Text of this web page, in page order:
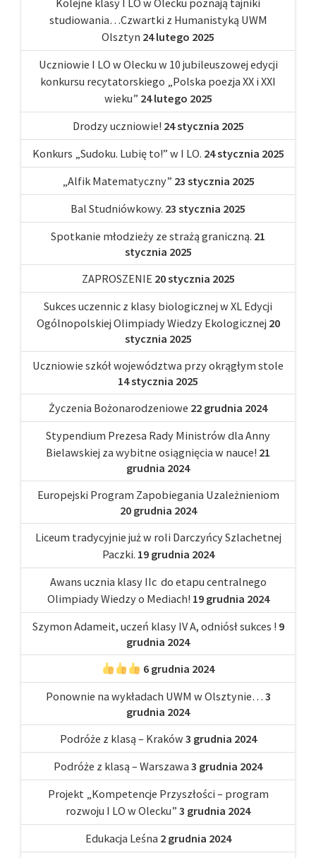
Kolejne klasy I LO w Olecku poznają tajniki
studiowania…Czwartki z Humanistyką UWM
Olsztyn 24 lutego 2025
Uczniowie I LO w Olecku w 10 jubileuszowej edycji
konkursu recytatorskiego „Polska poezja XX i XXI
wieku” 24 lutego 2025
Drodzy uczniowie! 24 stycznia 2025
Konkurs „Sudoku. Lubię to!” w I LO. 24 stycznia 2025
„Alfik Matematyczny” 23 stycznia 2025
Bal Studniówkowy. 23 stycznia 2025
Spotkanie młodzieży ze strażą graniczną. 21
stycznia 2025
ZAPROSZENIE 20 stycznia 2025
Sukces uczennic z klasy biologicznej w XL Edycji
Ogólnopolskiej Olimpiady Wiedzy Ekologicznej 20
stycznia 2025
Uczniowie szkół województwa przy okrągłym stole
14 stycznia 2025
Życzenia Bożonarodzeniowe 22 grudnia 2024
Stypendium Prezesa Rady Ministrów dla Anny
Bielawskiej za wybitne osiągnięcia w nauce! 21
grudnia 2024
Europejski Program Zapobiegania Uzależnieniom
20 grudnia 2024
Liceum tradycyjnie już w roli Darczyńcy Szlachetnej
Paczki. 19 grudnia 2024
Awans ucznia klasy IIc do etapu centralnego
Olimpiady Wiedzy o Mediach! 19 grudnia 2024
Szymon Adameit, uczeń klasy IV A, odniósł sukces ! 9
grudnia 2024
6 grudnia 2024
Ponownie na wykładach UWM w Olsztynie… 3
grudnia 2024
Podróże z klasą – Kraków 3 grudnia 2024
Podróże z klasą – Warszawa 3 grudnia 2024
Projekt „Kompetencje Przyszłości – program
rozwoju I LO w Olecku” 3 grudnia 2024
Edukacja Leśna 2 grudnia 2024